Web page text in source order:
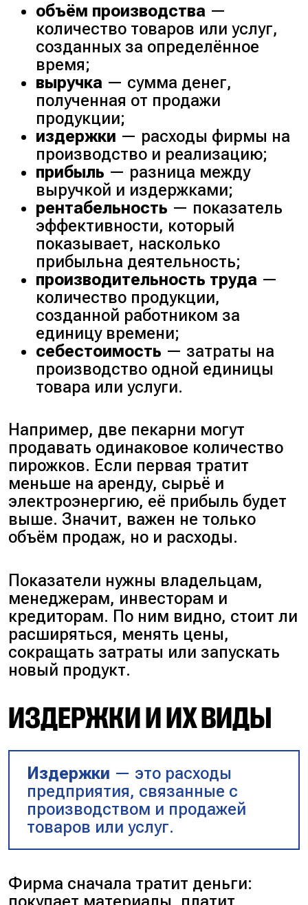
объём производства —
количество товаров или услуг,
созданных за определённое
время;
выручка — сумма денег,
полученная от продажи
продукции;
издержки — расходы фирмы на
производство и реализацию;
прибыль — разница между
выручкой и издержками;
рентабельность — показатель
эффективности, который
показывает, насколько
прибыльна деятельность;
производительность труда —
количество продукции,
созданной работником за
единицу времени;
себестоимость — затраты на
производство одной единицы
товара или услуги.
Например, две пекарни могут
продавать одинаковое количество
пирожков. Если первая тратит
меньше на аренду, сырьё и
электроэнергию, её прибыль будет
выше. Значит, важен не только
объём продаж, но и расходы.
Показатели нужны владельцам,
менеджерам, инвесторам и
кредиторам. По ним видно, стоит ли
расширяться, менять цены,
сокращать затраты или запускать
новый продукт.
ИЗДЕРЖКИ И ИХ ВИДЫ
Издержки — это расходы
предприятия, связанные с
производством и продажей
товаров или услуг.
Фирма сначала тратит деньги: